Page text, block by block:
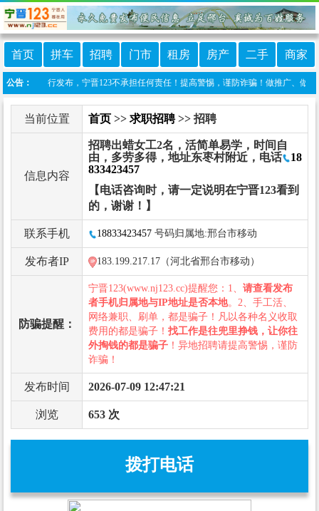
首页 拼车 招聘 门市 租房 房产 二手 商家
公告：
由网友自行发布，宁晋123不承担任何责任！提高警惕，谨防诈骗！做推广、做信
当前位置 首页 >> 求职招聘>> 招聘
信息内容
招聘出蜡女工2名，活简单易学，时间自
由，多劳多得，地址东枣村附近，电话
18
833423457
【电话咨询时，请一定说明在宁晋123看到
的，谢谢！】
联系手机 18833423457 号码归属地:邢台市移动
发布者IP 183.199.217.17（河北省邢台市移动）
防骗提醒：
宁晋123(www.nj123.cc)提醒您：1、 请查看发布
者手机归属地与IP地址是否本地。2、手工活、
网络兼职、刷单，都是骗子！凡以各种名义收取
费用的都是骗子！ 找工作是往兜里挣钱，让你往
外掏钱的都是骗子 ！异地招聘请提高警惕，谨防
诈骗！
发布时间 2026-07-09 12:47:21
浏览 653 次
拨打电话